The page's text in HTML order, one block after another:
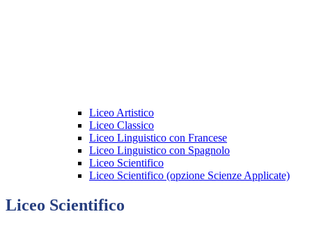
Liceo Artistico
Liceo Classico
Liceo Linguistico con Francese
Liceo Linguistico con Spagnolo
Liceo Scientifico
Liceo Scientifico (opzione Scienze Applicate)
Liceo Scientifico